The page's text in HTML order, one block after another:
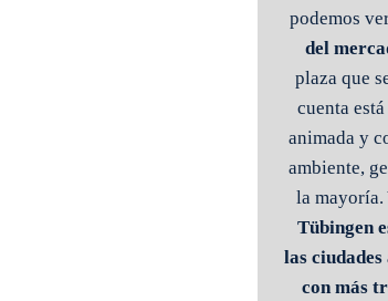
podemos
del
plaza que
cuenta
animada y
ambiente,
la mayoría.
Tübingen
las ciudades
con más